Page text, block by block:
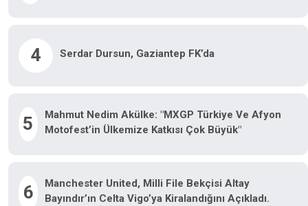
4 Serdar Dursun, Gaziantep FK’da
5
Mahmut Nedim Akülke: "MXGP Türkiye Ve Afyon
Motofest’in Ülkemize Katkısı Çok Büyük"
6
Manchester United, Milli File Bekçisi Altay
Bayındır’ın Celta Vigo’ya Kiralandığını Açıkladı.